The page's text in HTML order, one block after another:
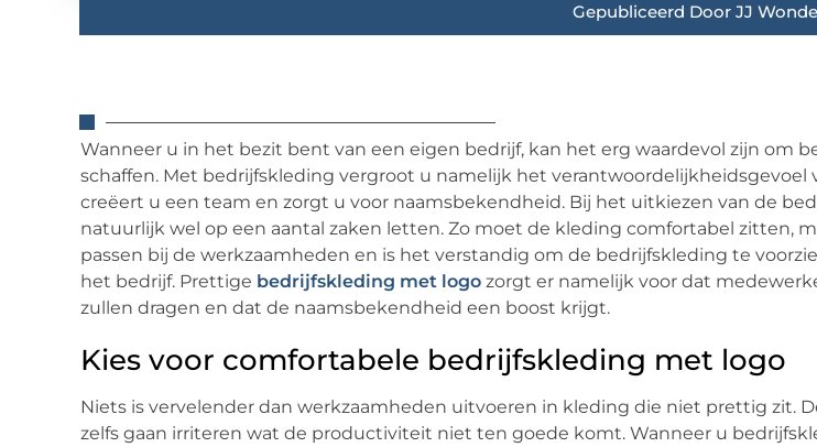
Gepubliceerd Door JJ
Wanneer u in het bezit bent van een eigen bedrijf, kan het erg waardevol zijn om
schaffen. Met bedrijfskleding vergroot u namelijk het verantwoordelijkheidsgevoel
creëert u een team en zorgt u voor naamsbekendheid. Bij het uitkiezen van de
natuurlijk wel op een aantal zaken letten. Zo moet de kleding comfortabel zitten,
passen bij de werkzaamheden en is het verstandig om de bedrijfskleding te
het bedrijf. Prettige bedrijfskleding met logo zorgt er namelijk voor dat
zullen dragen en dat de naamsbekendheid een boost krijgt.
Kies voor comfortabele bedrijfskleding met logo
Niets is vervelender dan werkzaamheden uitvoeren in kleding die niet prettig zit.
zelfs gaan irriteren wat de productiviteit niet ten goede komt. Wanneer u